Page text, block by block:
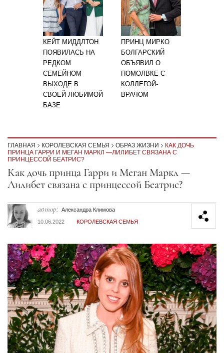
КЕЙТ МИДДЛТОН
ПОЯВИЛАСЬ НА
РЕДКОМ
СЕМЕЙНОМ
ВЫХОДЕ В
СВОЕЙ ЛЮБИМОЙ
БАЗЕ
ПРИНЦ МИРКО
БОЛГАРСКИЙ
ОБЪЯВИЛ О
ПОМОЛВКЕ С
КОЛЛЕГОЙ-
ВРАЧОМ
ГЛАВНАЯ КОРОЛЕВСКАЯ СЕМЬЯ ОБРАЗ ЖИЗНИ
КАК ДОЧЬ
ПРИНЦА ГАРРИ И МЕГАН МАРКЛ —ЛИЛИБЕТ СВЯЗАНА С
ПРИНЦЕССОЙ БЕАТРИС?
Секция статей
Как дочь принца Гарри и Меган Маркл —
Лилибет связана с принцессой Беатрис?
автор: Александра Климова
10.06.2022
КОРОЛЕВСКАЯ СЕМЬЯ